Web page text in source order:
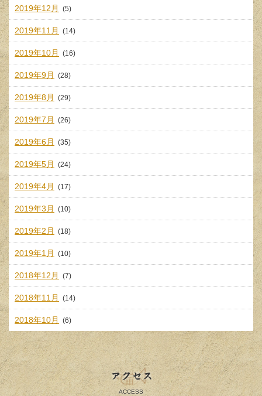
2019年12月 (5)
2019年11月 (14)
2019年10月 (16)
2019年9月 (28)
2019年8月 (29)
2019年7月 (26)
2019年6月 (35)
2019年5月 (24)
2019年4月 (17)
2019年3月 (10)
2019年2月 (18)
2019年1月 (10)
2018年12月 (7)
2018年11月 (14)
2018年10月 (6)
アクセス
ACCESS